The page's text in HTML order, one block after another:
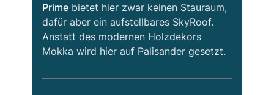
Primebietet hier zwar keinen Stauraum,
dafür aber ein aufstellbares SkyRoof.
Anstatt des modernen Holzdekors
Mokka wird hier auf Palisander gesetzt.